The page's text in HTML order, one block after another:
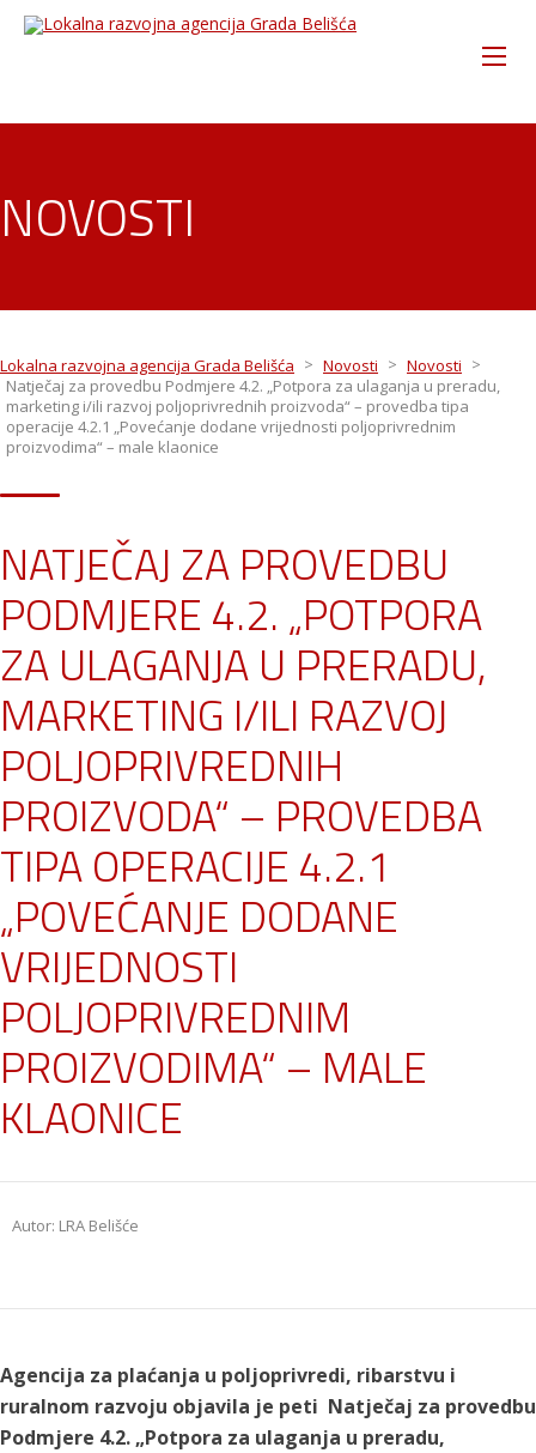
NOVOSTI
Lokalna razvojna agencija Grada Belišća > Novosti > Novosti >
Natječaj za provedbu Podmjere 4.2. „Potpora za ulaganja u preradu,
marketing i/ili razvoj poljoprivrednih proizvoda“ – provedba tipa
operacije 4.2.1 „Povećanje dodane vrijednosti poljoprivrednim
proizvodima“ – male klaonice
NATJEČAJ ZA PROVEDBU
PODMJERE 4.2. „POTPORA
ZA ULAGANJA U PRERADU,
MARKETING I/ILI RAZVOJ
POLJOPRIVREDNIH
PROIZVODA“ – PROVEDBA
TIPA OPERACIJE 4.2.1
„POVEĆANJE DODANE
VRIJEDNOSTI
POLJOPRIVREDNIM
PROIZVODIMA“ – MALE
KLAONICE
Autor: LRA Belišće
Agencija za plaćanja u poljoprivredi, ribarstvu i
ruralnom razvoju objavila je peti Natječaj za provedbu
Podmjere 4.2. „Potpora za ulaganja u preradu,